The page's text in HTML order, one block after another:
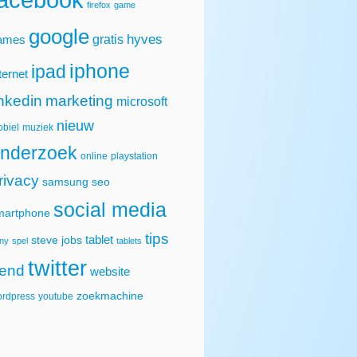
firefox game
google gratis hyves
ipad iphone
marketing microsoft
muziek nieuw
online playstation
samsung seo
social media
spel steve jobs tablet tablets tips
twitter website
youtube zoekmachine